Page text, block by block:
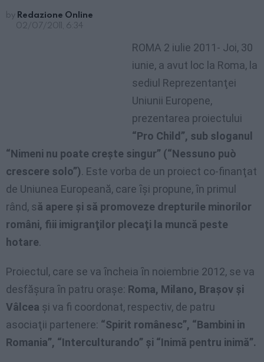
by Redazione Online
02/07/2011, 6:34
ROMA 2 iulie 2011- Joi, 30
iunie, a avut loc la Roma, la
sediul Reprezentanţei
Uniunii Europene,
prezentarea proiectului
“Pro Child”, sub sloganul
“Nimeni nu poate creşte singur” (“Nessuno può
crescere solo”). Este vorba de un proiect co-finanţat
de Uniunea Europeană, care ȋşi propune, ȋn primul
rând, să apere şi să promoveze drepturile minorilor
români, fiii imigranţilor plecaţi la muncă peste
hotare.
Proiectul, care se va ȋncheia ȋn noiembrie 2012, se va
desfăşura ȋn patru oraşe: Roma, Milano, Braşov şi
Vâlcea şi va fi coordonat, respectiv, de patru
asociaţii partenere: “Spirit românesc”, “Bambini in
Romania”, “Interculturando” şi “Inimă pentru inimă”.